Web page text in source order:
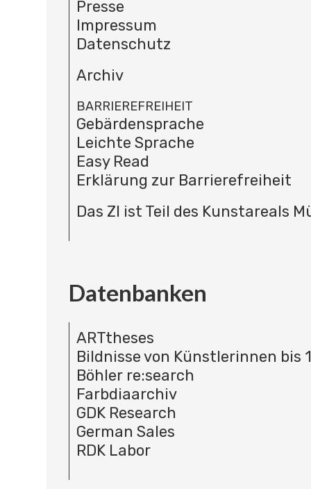
Presse
Impressum
Datenschutz
Archiv
BARRIEREFREIHEIT
Gebärdensprache
Leichte Sprache
Easy Read
Erklärung zur Barrierefreiheit
Das ZI ist Teil des Kunstareals
Datenbanken
ARTtheses
Bildnisse von Künstlerinnen bis
Böhler re:search
Farbdiaarchiv
GDK Research
German Sales
RDK Labor